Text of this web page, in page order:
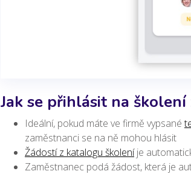
Jak se přihlásit na
Ideální, pokud máte ve firmě vypsané
zaměstnanci se na ně mohou hlásit
Žádostí z katalogu školeníje
Zaměstnanec podá žádost, která je